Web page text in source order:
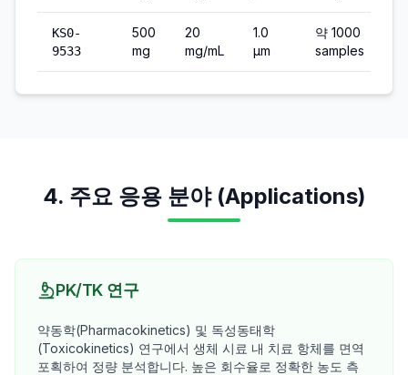
KS0-
9533
500
mg
20
mg/mL
1.0
µm
약 1000
samples
4. 주요 응용 분야 (Applications)
PK/TK 연구
약동학(Pharmacokinetics) 및 독성동태학
(Toxicokinetics) 연구에서 생체 시료 내 치료 항체를 면역
포획하여 정량 분석합니다. 높은 회수율로 정확한 농도 측